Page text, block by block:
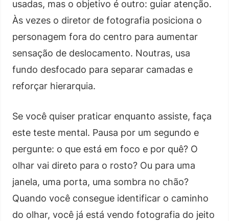
usadas, mas o objetivo é outro: guiar atenção.
Às vezes o diretor de fotografia posiciona o
personagem fora do centro para aumentar
sensação de deslocamento. Noutras, usa
fundo desfocado para separar camadas e
reforçar hierarquia.
Se você quiser praticar enquanto assiste, faça
este teste mental. Pausa por um segundo e
pergunte: o que está em foco e por quê? O
olhar vai direto para o rosto? Ou para uma
janela, uma porta, uma sombra no chão?
Quando você consegue identificar o caminho
do olhar, você já está vendo fotografia do jeito